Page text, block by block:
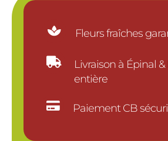
 Fleurs fraîches

Livraison à Épinal &
entière
 Paiement CB